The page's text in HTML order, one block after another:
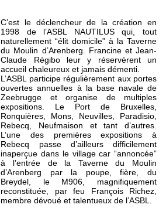
C’est le déclencheur de la création en
1998 de l’ASBL NAUTILUS qui, tout
naturellement “élit domicile” à la Taverne
du Moulin d’Arenberg. Francine et Jean-
Claude Régibo leur y réservèrent un
accueil chaleureux et jamais démenti.
L’ASBL participe régulièrement aux portes
ouvertes annuelles à la base navale de
Zeebrugge et organise de multiples
expositions. Le Port de Bruxelles,
Ronquières, Mons, Neuvilles, Paradisio,
Rebecq, Neufmaison et tant d’autres.
L’une des premières expositions à
Rebecq passe d’ailleurs difficilement
inaperçue dans le village car “annoncée”
à l’entrée de la Taverne du Moulin
d’Arenberg par la poupe, fière, du
Breydel, le M906, magnifiquement
reconstituée, par feu François Richez,
membre dévoué et talentueux de l’ASBL.